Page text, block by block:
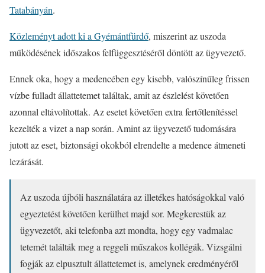
Tatabányán.
Közleményt adott ki a Gyémántfürdő, miszerint az uszoda
működésének időszakos felfüggesztéséről döntött az ügyvezető.
Ennek oka, hogy a medencében egy kisebb, valószínűleg frissen
vízbe fulladt állattetemet találtak, amit az észlelést követően
azonnal eltávolítottak. Az esetet követően extra fertőtlenítéssel
kezelték a vizet a nap során. Amint az ügyvezető tudomására
jutott az eset, biztonsági okokból elrendelte a medence átmeneti
lezárását.
Az uszoda újbóli használatára az illetékes hatóságokkal való
egyeztetést követően kerülhet majd sor. Megkerestük az
ügyvezetőt, aki telefonba azt mondta, hogy egy vadmalac
tetemét találták meg a reggeli műszakos kollégák. Vizsgálni
fogják az elpusztult állattetemet is, amelynek eredményéről